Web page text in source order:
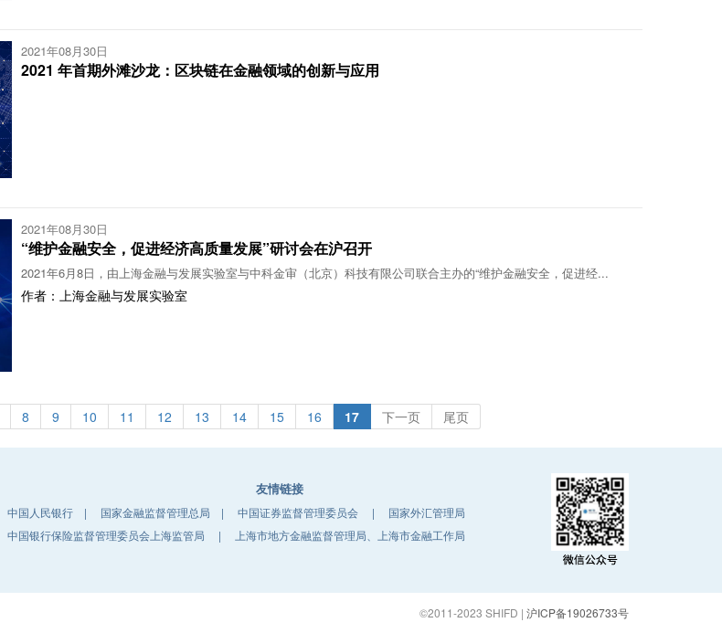
2021年08月30日
2021 年首期外滩沙龙：区块链在金融领域的创新与应用
2021年08月30日
“维护金融安全，促进经济高质量发展”研讨会在沪召开
2021年6月8日，由上海金融与发展实验室与中科金审（北京）科技有限公司联合主办的“维护金融安全，促进经...
作者：上海金融与发展实验室
8 9 10 11 12 13 14 15 16 17 下一页 尾页
友情链接
中国人民银行 | 国家金融监督管理总局 | 中国证券监督管理委员会 |
国家外汇管理局
中国银行保险监督管理委员会上海监管局
| 上海市地方金融监督管理局、上海市金融工作局
©2011-2023 SHIFD | 沪ICP备19026733号